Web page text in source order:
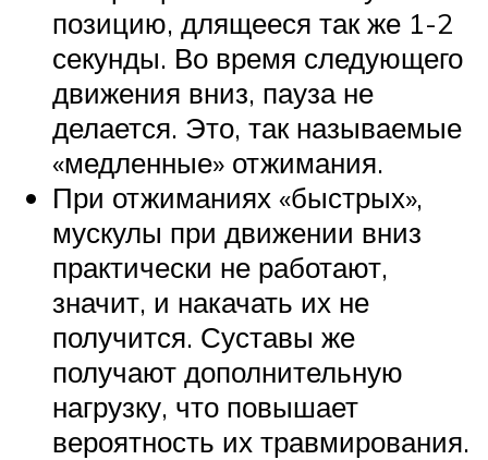
позицию, длящееся так же 1-2
секунды. Во время следующего
движения вниз, пауза не
делается. Это, так называемые
«медленные» отжимания.
При отжиманиях «быстрых»,
мускулы при движении вниз
практически не работают,
значит, и накачать их не
получится. Суставы же
получают дополнительную
нагрузку, что повышает
вероятность их травмирования.